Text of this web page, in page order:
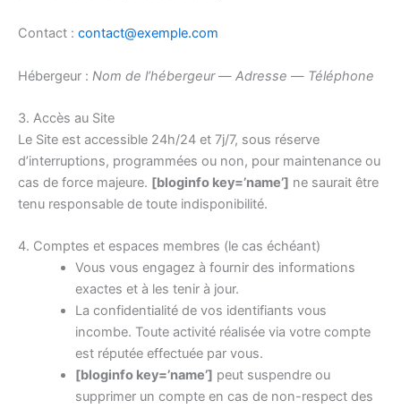
Contact : contact@exemple.com
Hébergeur : Nom de l’hébergeur— Adresse — Téléphone
3. Accès au Site
Le Site est accessible 24h/24 et 7j/7, sous réserve
d’interruptions, programmées ou non, pour maintenance ou
cas de force majeure. [bloginfo key=’name’] ne saurait être
tenu responsable de toute indisponibilité.
4. Comptes et espaces membres (le cas échéant)
Vous vous engagez à fournir des informations
exactes et à les tenir à jour.
La confidentialité de vos identifiants vous
incombe. Toute activité réalisée via votre compte
est réputée effectuée par vous.
[bloginfo key=’name’] peut suspendre ou
supprimer un compte en cas de non-respect des